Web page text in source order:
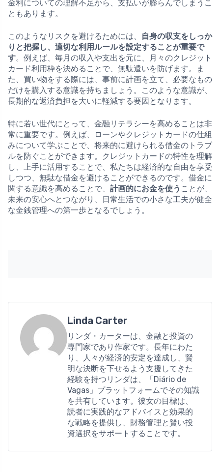
金利についての理解不足から、支払いが膨らんでしまうこ
ともあります。
このようなリスクを避けるためには、
自身の収支をしっか
りと把握し、適切な利用ルールを設定することが重要で
す。例えば、毎月の収入や支出を元に、月々のクレジット
カード利用枠を決めることで、無駄遣いを防げます。ま
た、買い物をする際には、事前に計画を立て、必要なもの
だけを購入する意識を持ちましょう。このような意識が、
長期的な返済負担を大いに軽減する要因となります。
特に若い世代にとって、金融リテラシーを高めることは非
常に重要です。例えば、ローンやクレジットカードの仕組
みについて学ぶことで、将来的に避けられる借金のトラブ
ルを防ぐことができます。クレジットカードの特性を理解
し、上手に活用することで、私たちは経済的な自由を享受
しつつ、無駄な借金を避けることができるのです。借金に
関する意識を高めることで、 計画的にお金を使う ことが、
未来の安心へとつながり、日常生活での小さな工夫が健全
な金銭管理への第一歩となるでしょう。
Linda Carter
リンダ・カーターは、金融と投資の
専門家であり作家です。長年にわた
り、人々が経済的安定を達成し、賢
明な決断を下せるよう支援してきた
経験を持つリンダは、「Diário de
Vagas」プラットフォームでその知識
を共有しています。彼女の目標は、
読者に実践的なアドバイスと効果的
な戦略を提供し、財務管理と賢い投
資選択をサポートすることです。